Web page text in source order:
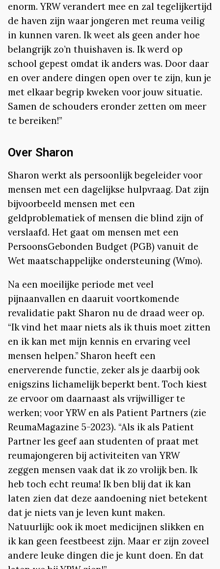
enorm. YRW verandert mee en zal tegelijkertijd
de haven zijn waar jongeren met reuma veilig
in kunnen varen. Ik weet als geen ander hoe
belangrijk zo’n thuishaven is. Ik werd op
school gepest omdat ik anders was. Door daar
en over andere dingen open over te zijn, kun je
met elkaar begrip kweken voor jouw situatie.
Samen de schouders eronder zetten om meer
te bereiken!”
Over Sharon
Sharon werkt als persoonlijk begeleider voor
mensen met een dagelijkse hulpvraag. Dat zijn
bijvoorbeeld mensen met een
geldproblematiek of mensen die blind zijn of
verslaafd. Het gaat om mensen met een
PersoonsGebonden Budget (PGB) vanuit de
Wet maatschappelijke ondersteuning (Wmo).
Na een moeilijke periode met veel
pijnaanvallen en daaruit voortkomende
revalidatie pakt Sharon nu de draad weer op.
“Ik vind het maar niets als ik thuis moet zitten
en ik kan met mijn kennis en ervaring veel
mensen helpen.” Sharon heeft een
enerverende functie, zeker als je daarbij ook
enigszins lichamelijk beperkt bent. Toch kiest
ze ervoor om daarnaast als vrijwilliger te
werken; voor YRW en als Patient Partners (zie
ReumaMagazine 5-2023). “Als ik als Patient
Partner les geef aan studenten of praat met
reumajongeren bij activiteiten van YRW
zeggen mensen vaak dat ik zo vrolijk ben. Ik
heb toch echt reuma! Ik ben blij dat ik kan
laten zien dat deze aandoening niet betekent
dat je niets van je leven kunt maken.
Natuurlijk: ook ik moet medicijnen slikken en
ik kan geen feestbeest zijn. Maar er zijn zoveel
andere leuke dingen die je kunt doen. En dat